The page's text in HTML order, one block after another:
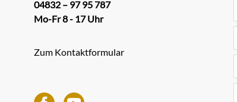
04832 – 97 95 787
Mo-Fr 8 - 17 Uhr
Zum Kontaktformular